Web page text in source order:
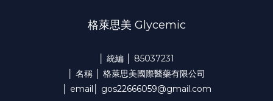
格萊思美 Glycemic
│ 統編 │ 85037231
│ 名稱 │ 格萊思美國際醫藥有限公司
│ email│ gos22666059@gmail.com